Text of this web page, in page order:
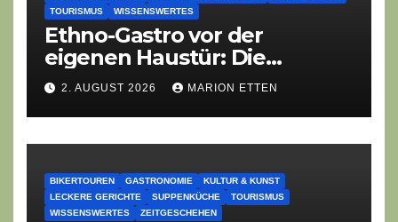
TOURISMUS
WISSENSWERTES
Ethno-Gastro vor der
eigenen Haustür: Die
geheime kulinarische DNA
des Gasthofs „Zur Eiche“
2. AUGUST 2026 MARION ETTEN
BIKERTOUREN GASTRONOMIE
KULTUR & KUNST
LECKERE GERICHTE
SUPPENKÜCHE
TOURISMUS
WISSENSWERTES
ZEITGESCHEHEN